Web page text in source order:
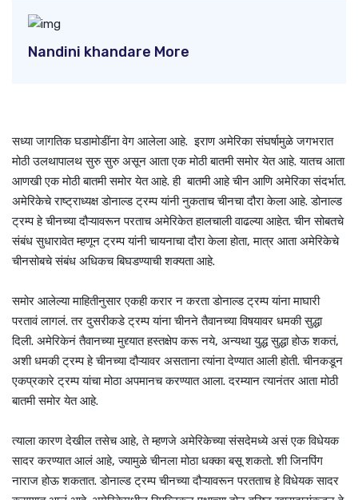
Nandini khandare More
सध्या जागतिक घडामोडींना वेग आलेला आहे. इराण अमेरिका संघर्षामुळे जगभरात
मोठी उलथापालथ सुरु सुरु असून आता एक मोठी बातमी समोर येत आहे. यातच आता
आणखी एक मोठी बातमी समोर येत आहे. ही बातमी आहे चीन आणि अमेरिका संदर्भात.
अमेरिकेचे राष्ट्राध्यक्ष डोनाल्ड ट्रम्प यांनी नुकताच चीनचा दौरा केला आहे. डोनाल्ड
ट्रम्प हे चीनच्या दौऱ्यावरून परताच अमेरिकेत हालचाली वाढल्या आहेत. चीन सोबतचे
संबंध सुधारावेत म्हणून ट्रम्प यांनी चायनाचा दौरा केला होता, मात्र आता अमेरिकेचे
चीनसोबचे संबंध अधिकच बिघडण्याची शक्यता आहे.
समोर आलेल्या माहितीनुसार एकही करार न करता डोनाल्ड ट्रम्प यांना माघारी
परतावं लागलं. तर दुसरीकडे ट्रम्प यांना चीनने तैवानच्या विषयावर धमकी सुद्धा
दिली. अमेरिकेनं तैवानच्या मुद्द्यात हस्तक्षेप करू नये, अन्यथा युद्ध सुद्धा होऊ शकतं,
अशी धमकी ट्रम्प हे चीनच्या दौऱ्यावर असताना त्यांना देण्यात आली होती. चीनकडून
एकप्रकारे ट्रम्प यांचा मोठा अपमानच करण्यात आला. दरम्यान त्यानंतर आता मोठी
बातमी समोर येत आहे.
त्याला कारण देखील तसेच आहे, ते म्हणजे अमेरिकेच्या संसदेमध्ये असं एक विधेयक
सादर करण्यात आलं आहे, ज्यामुळे चीनला मोठा धक्का बसू शकतो. शी जिनपिंग
नाराज होऊ शकतात. डोनाल्ड ट्रम्प चीनच्या दौऱ्यावरून परतताच हे विधेयक सादर